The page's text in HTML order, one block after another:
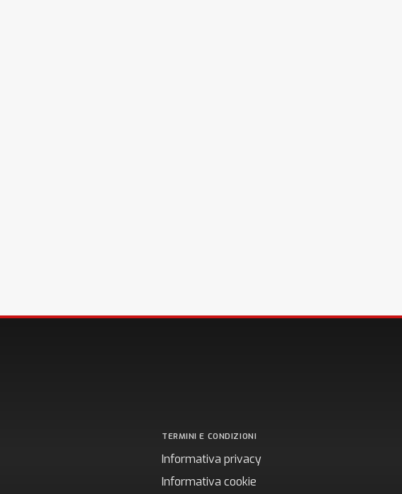
TERMINI E CONDIZIONI
Informativa privacy
Informativa cookie